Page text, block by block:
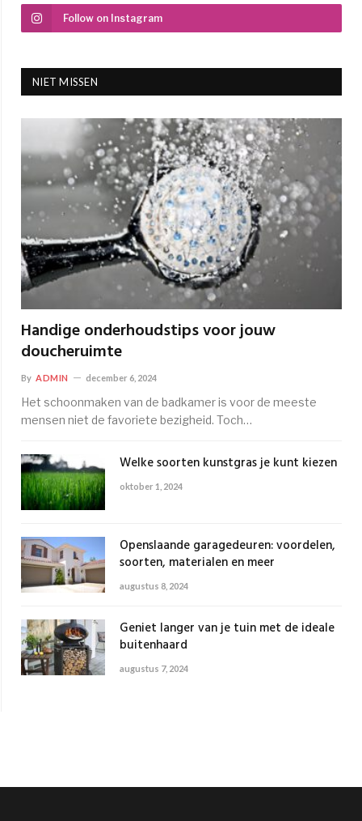
Follow on Instagram
NIET MISSEN
Handige onderhoudstips voor jouw
doucheruimte
By ADMIN december 6, 2024
Het schoonmaken van de badkamer is voor de meeste
mensen niet de favoriete bezigheid. Toch…
Welke soorten kunstgras je kunt kiezen
oktober 1, 2024
Openslaande garagedeuren: voordelen,
soorten, materialen en meer
augustus 8, 2024
Geniet langer van je tuin met de ideale
buitenhaard
augustus 7, 2024